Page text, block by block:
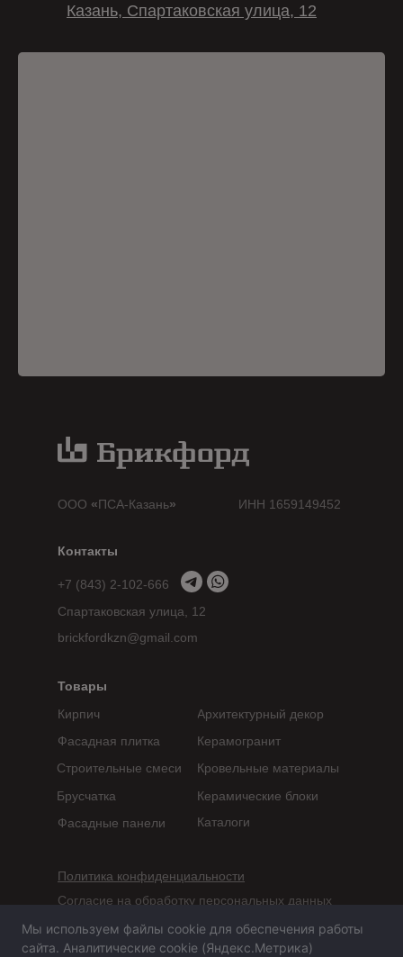
Казань, Спартаковская улица, 12
ИНН 1659149452
Согласие на обработку персональных данных
Политика конфиденциальности
Фасадная плитка
Кирпич Архитектурный декор
Фасадные панели
Керамогранит
Строительные смеси
Каталоги
Товары
Контакты
Брусчатка
+7 (843) 2-102-666
ООО «ПСА-Казань»
Кровельные материалы
Керамические блоки
Сайт не является публичной офертой,
brickfordkzn@gmail.com
Спартаковская улица, 12
Мы используем файлы cookie для обеспечения работы
сайта. Аналитические cookie (Яндекс.Метрика)